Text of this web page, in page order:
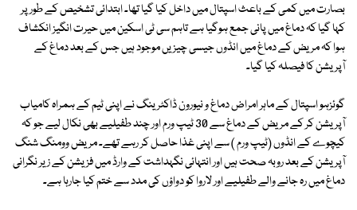
بصارت میں کمی کے باعث اسپتال میں داخل کیا گیا تھا۔ ابتدائی تشخیص کے طور پر
کہا گیا کہ دماغ میں پانی جمع ہوگیا ہے تاہم سی ٹی اسکین میں حیرت انگیز انکشاف
ہوا کہ مریض کے دماغ میں انڈوں جیسی چیزیں موجود ہیں جس کے بعد دماغ کے
آپریشن کا فیصلہ کیا گیا۔
گوئزہو اسپتال کے ماہر امراض دماغ و نیورون ڈاکٹر ینگ نے اپنی ٹیم کے ہمراہ کامیاب
آپریشن کر کے مریض کے دماغ سے 30 ٹیپ ورم اور چند طفیلیے بھی نکال لیے جو کہ
کیچوے کے انڈوں (ٹیپ ورم ) سے اپنی غذا حاصل کر رہے تھے۔ مریض وومنگ شنگ
آپریشن کے بعد روبہ صحت ہیں اور انتہائی نگہداشت کے وارڈ میں فزیشن کے زیر نگرانی
دماغ میں رہ جانے والے طفیلیے اور لاروا کو دواؤں کی مدد سے ختم کیا جارہا ہے۔